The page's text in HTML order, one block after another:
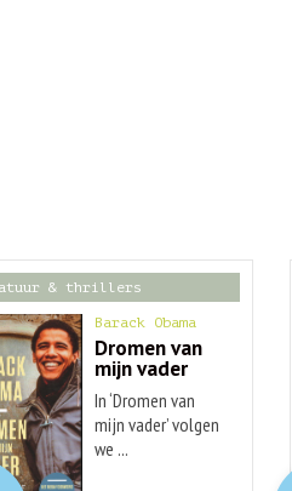
& thrillers
Barack Obama
Dromen van
mijn vader
In ‘Dromen van
mijn vader’ volgen
we ...